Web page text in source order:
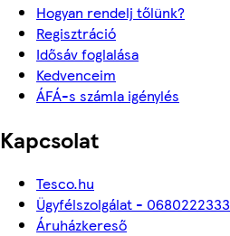
Hogyan rendelj tőlünk?
Regisztráció
Idősáv foglalása
Kedvenceim
ÁFÁ-s számla igénylés
Kapcsolat
Tesco.hu
Ügyfélszolgálat - 0680222333
Áruházkereső